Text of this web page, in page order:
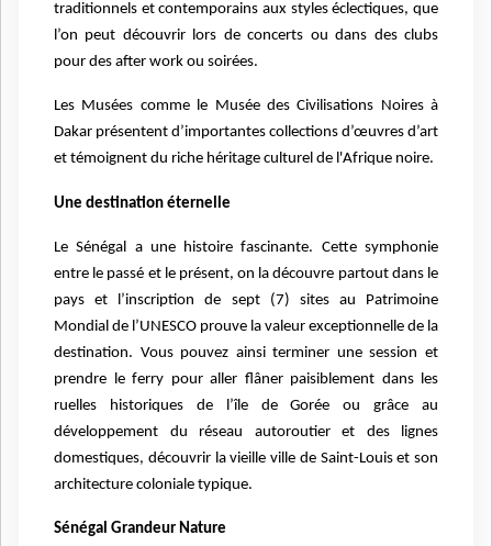
traditionnels et contemporains aux styles éclectiques, que
l’on peut découvrir lors de concerts ou dans des clubs
pour des after work ou soirées.
Les Musées comme le Musée des Civilisations Noires à
Dakar présentent d’importantes collections d’œuvres d’art
et témoignent du riche héritage culturel de l'Afrique noire.
Une destination éternelle
Le Sénégal a une histoire fascinante. Cette symphonie
entre le passé et le présent, on la découvre partout dans le
pays et l’inscription de sept (7) sites au Patrimoine
Mondial de l’UNESCO prouve la valeur exceptionnelle de la
destination. Vous pouvez ainsi terminer une session et
prendre le ferry pour aller flâner paisiblement dans les
ruelles historiques de l’île de Gorée ou grâce au
développement du réseau autoroutier et des lignes
domestiques, découvrir la vieille ville de Saint-Louis et son
architecture coloniale typique.
Sénégal Grandeur Nature